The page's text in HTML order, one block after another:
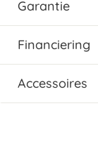
Garantie
Financiering
Accessoires